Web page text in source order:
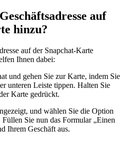
auf
hinzu?
auf der Snapchat-Karte
Ihnen dabei:
und gehen Sie zur Karte, indem Sie
unteren Leiste tippen. Halten Sie
Karte gedrückt.
und wählen Sie die Option
Sie nun das Formular „Einen
Ihrem Geschäft aus.